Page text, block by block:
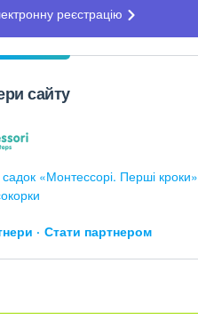
реєстрацію
сайту
«Монтессорі. Перші кроки»
Стати партнером